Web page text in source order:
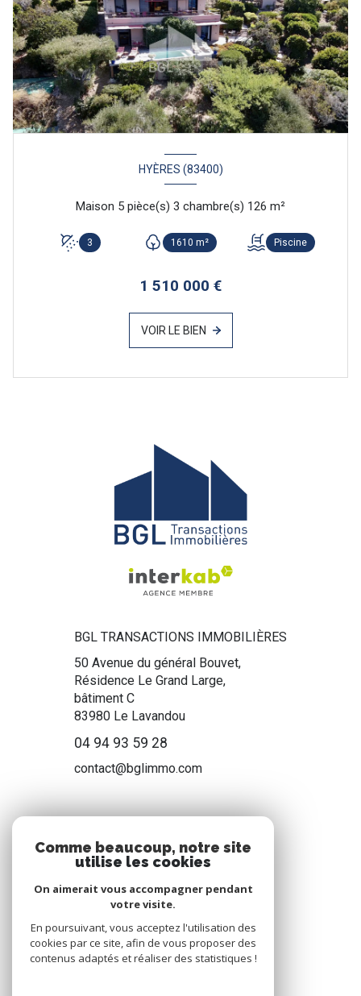
HYÈRES (83400)
Maison 5 pièce(s) 3 chambre(s) 126 m²
3 1610 m² Piscine
1 510 000 €
VOIR LE BIEN
BGL TRANSACTIONS IMMOBILIÈRES
50 Avenue du général Bouvet,
Résidence Le Grand Large,
bâtiment C
83980 Le Lavandou
04 94 93 59 28
contact@bglimmo.com
Nous suivre
Comme beaucoup, notre site
utilise les cookies
On aimerait vous accompagner pendant
votre visite.
En poursuivant, vous acceptez l'utilisation des
cookies par ce site, afin de vous proposer des
contenus adaptés et réaliser des statistiques !